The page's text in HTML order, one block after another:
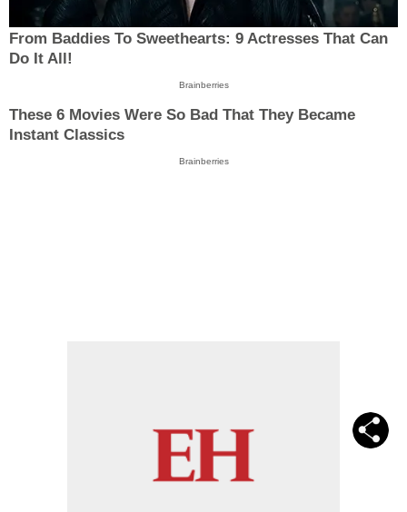
From Baddies To Sweethearts: 9 Actresses That Can
Do It All!
Brainberries
These 6 Movies Were So Bad That They Became
Instant Classics
Brainberries